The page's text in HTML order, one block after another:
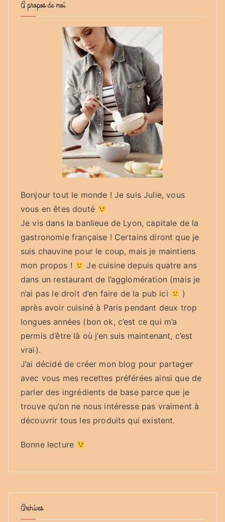
A propos de moi
Bonjour tout le monde ! Je suis Julie, vous
vous en êtes douté
Je vis dans la banlieue de Lyon, capitale de la
gastronomie française ! Certains diront que je
suis chauvine pour le coup, mais je maintiens
mon propos !
Je cuisine depuis quatre ans
dans un restaurant de l’agglomération (mais je
n’ai pas le droit d’en faire de la pub ici
)
après avoir cuisiné à Paris pendant deux trop
longues années (bon ok, c’est ce qui m’a
permis d’être là où j’en suis maintenant, c’est
vrai).
J’ai décidé de créer mon blog pour partager
avec vous mes recettes préférées ainsi que de
parler des ingrédients de base parce que je
trouve qu’on ne nous intéresse pas vraiment à
découvrir tous les produits qui existent.
Bonne lecture
Archives